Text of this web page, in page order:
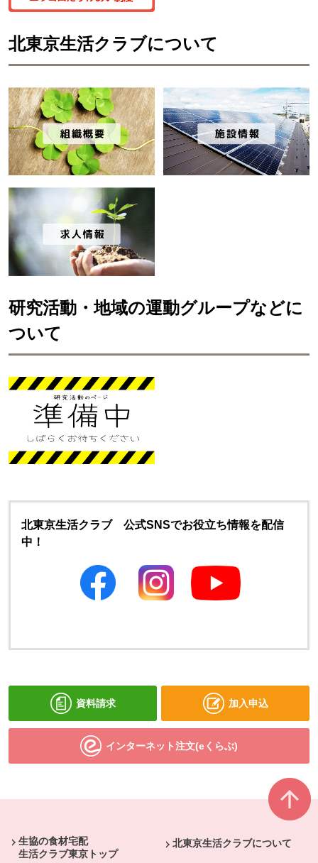
北東京生活クラブについて
研究活動・地域の運動グループなどに
ついて
北東京生活クラブ 公式SNSでお役立ち情報を配信
中！
資料請求 加入申込
インターネット注文(eくらぶ)
生協の食材宅配
生活クラブ東京トップ
北東京生活クラブについて